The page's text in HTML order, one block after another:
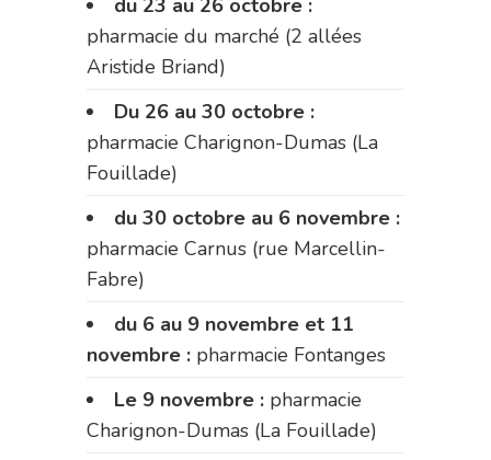
pharmacie du marché (2 allées
Aristide Briand)
Du 26 au 30 octobre :
pharmacie Charignon-Dumas (La
Fouillade)
du 30 octobre au 6 novembre :
pharmacie Carnus (rue Marcellin-
Fabre)
du 6 au 9 novembre et 11
novembre : pharmacie Fontanges
Le 9 novembre : pharmacie
Charignon-Dumas (La Fouillade)